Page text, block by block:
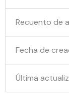
Recuento de
Fecha de
Última